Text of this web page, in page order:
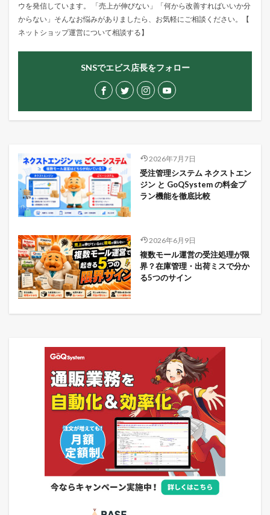
ウを発信しています。 「売上が伸びない」「何から改善すればいいか分
からない」そんなお悩みがありましたら、お気軽にご相談ください。【
ネットショップ運営について相談する】
SNSでエビス店長をフォロー
2026年7月7日
受注管理システム ネクストエン
ジン と GoQSystem の料金プ
ラン機能を徹底比較
2026年6月9日
複数モール運営の受注処理が限
界？在庫管理・出荷ミスで分か
る5つのサイン